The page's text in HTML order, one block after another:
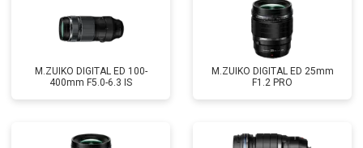
M.ZUIKO DIGITAL ED 100-
400mm F5.0-6.3 IS
M.ZUIKO DIGITAL ED 25mm
F1.2 PRO